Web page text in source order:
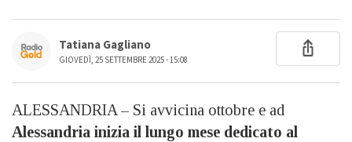
Tatiana Gagliano
GIOVEDÌ, 25 SETTEMBRE 2025 - 15:08
ALESSANDRIA – Si avvicina ottobre e ad
Alessandria inizia il lungo mese dedicato al